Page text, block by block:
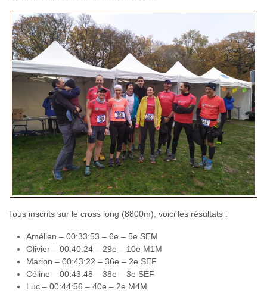
Tous inscrits sur le cross long (8800m), voici les résultats :
Amélien – 00:33:53 – 6e – 5e SEM
Olivier – 00:40:24 – 29e – 10e M1M
Marion – 00:43:22 – 36e – 2e SEF
Céline – 00:43:48 – 38e – 3e SEF
Luc – 00:44:56 – 40e – 2e M4M